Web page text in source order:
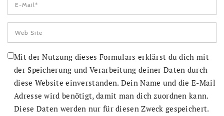
Mit der Nutzung dieses Formulars erklärst du dich mit
der Speicherung und Verarbeitung deiner Daten durch
diese Website einverstanden. Dein Name und die E-Mail
Adresse wird benötigt, damit man dich zuordnen kann.
Diese Daten werden nur für diesen Zweck gespeichert.